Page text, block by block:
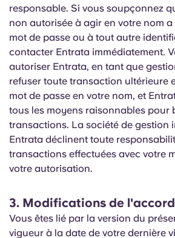
responsable. Si vous soupçonnez
non autorisée à agir en votre nom
mot de passe ou à tout autre
contacter Entrata immédiatement.
autoriser Entrata, en tant que
refuser toute transaction ultérieure
mot de passe en votre nom, et
tous les moyens raisonnables pour
transactions. La société de gestion
Entrata déclinent toute
transactions effectuées avec votre
votre autorisation.
3. Modifications de
Vous êtes lié par la version du
vigueur à la date de votre dernière